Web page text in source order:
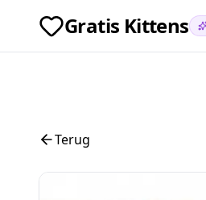
Gratis Kittens
Terug